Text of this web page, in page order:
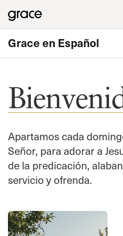
Grace en Español
Apartamos cada
Señor, para adorar a
de la predicación,
servicio y ofrenda.